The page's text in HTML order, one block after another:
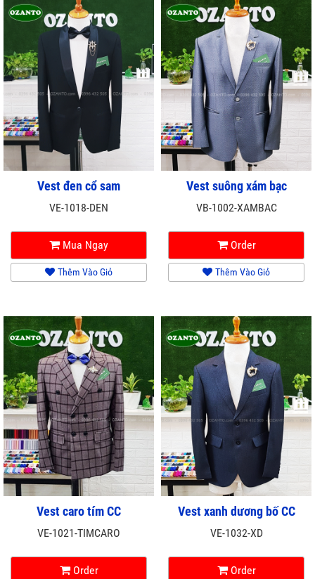
Vest đen cổ sam
VE-1018-DEN
Mua Ngay
Thêm Vào Giỏ
Vest suông xám bạc
VB-1002-XAMBAC
Order
Thêm Vào Giỏ
Vest caro tím CC
VE-1021-TIMCARO
Order
Vest xanh dương bố CC
VE-1032-XD
Order